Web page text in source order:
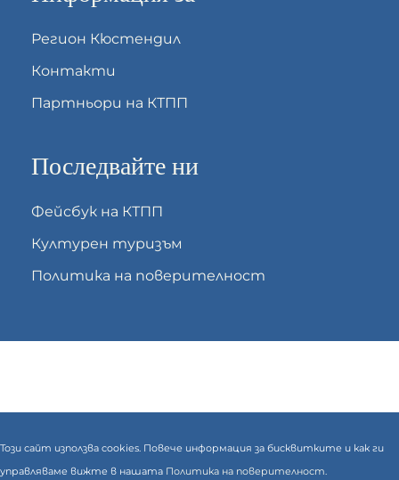
Регион Кюстендил
Контакти
Партньори на КТПП
Последвайте ни
Фейсбук на КТПП
Културен туризъм
Политика на поверителност
Този сайт използва cookies. Повече информация за бисквитките и как ги
управляваме вижте в нашата Политика на поверителност.